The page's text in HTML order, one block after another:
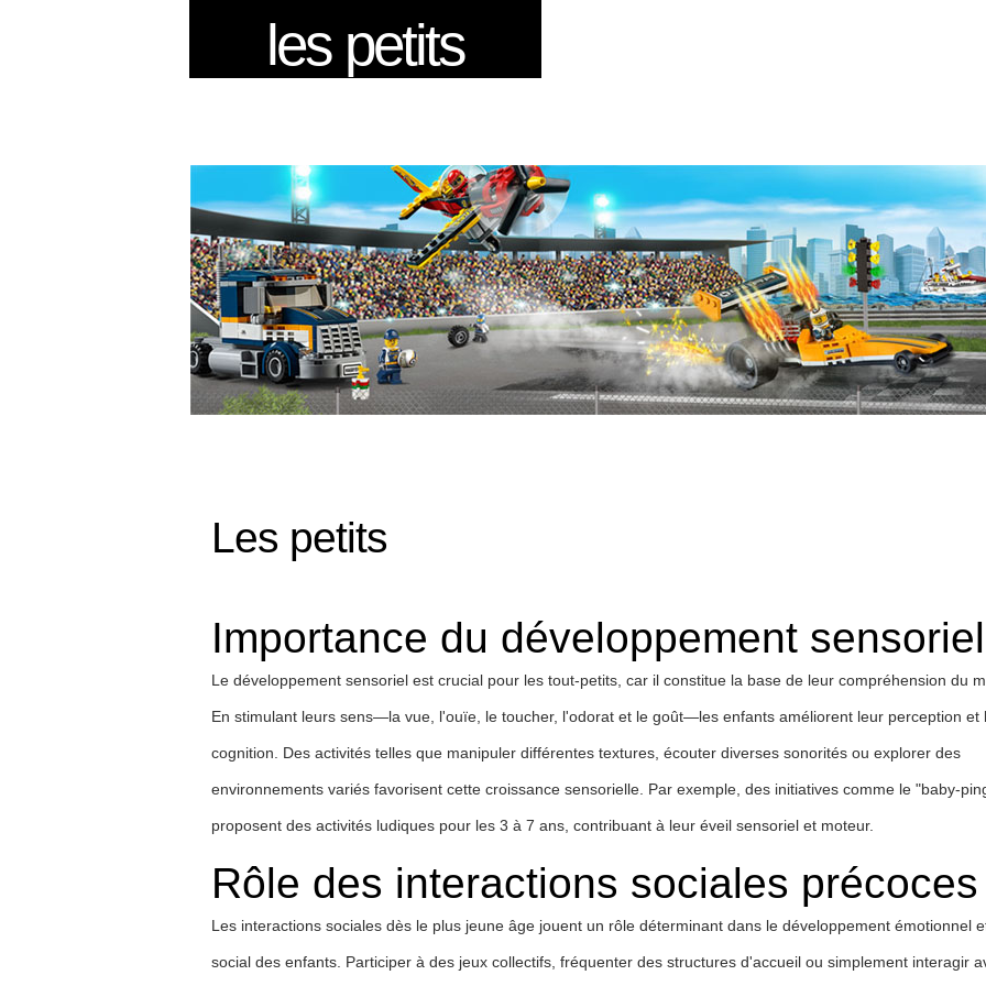
les petits
Les petits
Importance du développement sensoriel
Le développement sensoriel est crucial pour les tout-petits, car il constitue la base de leur compréhension du
En stimulant leurs sens—la vue, l'ouïe, le toucher, l'odorat et le goût—les enfants améliorent leur perception et
cognition. Des activités telles que manipuler différentes textures, écouter diverses sonorités ou explorer des
environnements variés favorisent cette croissance sensorielle. Par exemple, des initiatives comme le "baby-
proposent des activités ludiques pour les 3 à 7 ans, contribuant à leur éveil sensoriel et moteur.
Rôle des interactions sociales précoces
Les interactions sociales dès le plus jeune âge jouent un rôle déterminant dans le développement émotionnel
social des enfants. Participer à des jeux collectifs, fréquenter des structures d'accueil ou simplement interagir